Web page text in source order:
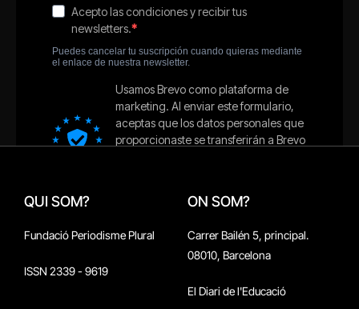
QUI SOM?
Fundació Periodisme Plural
ISSN 2339 - 9619
ON SOM?
Carrer Bailén 5, principal.
08010, Barcelona
El Diari de l'Educació